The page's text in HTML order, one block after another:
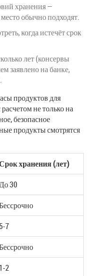
хранения —
обычно подходят.
когда истечёт срок
лет (консервы
заявлено на банке,
продуктов для
не только на
безопасное
продукты смотрятся
хранения (лет)
30
5-7
1-2